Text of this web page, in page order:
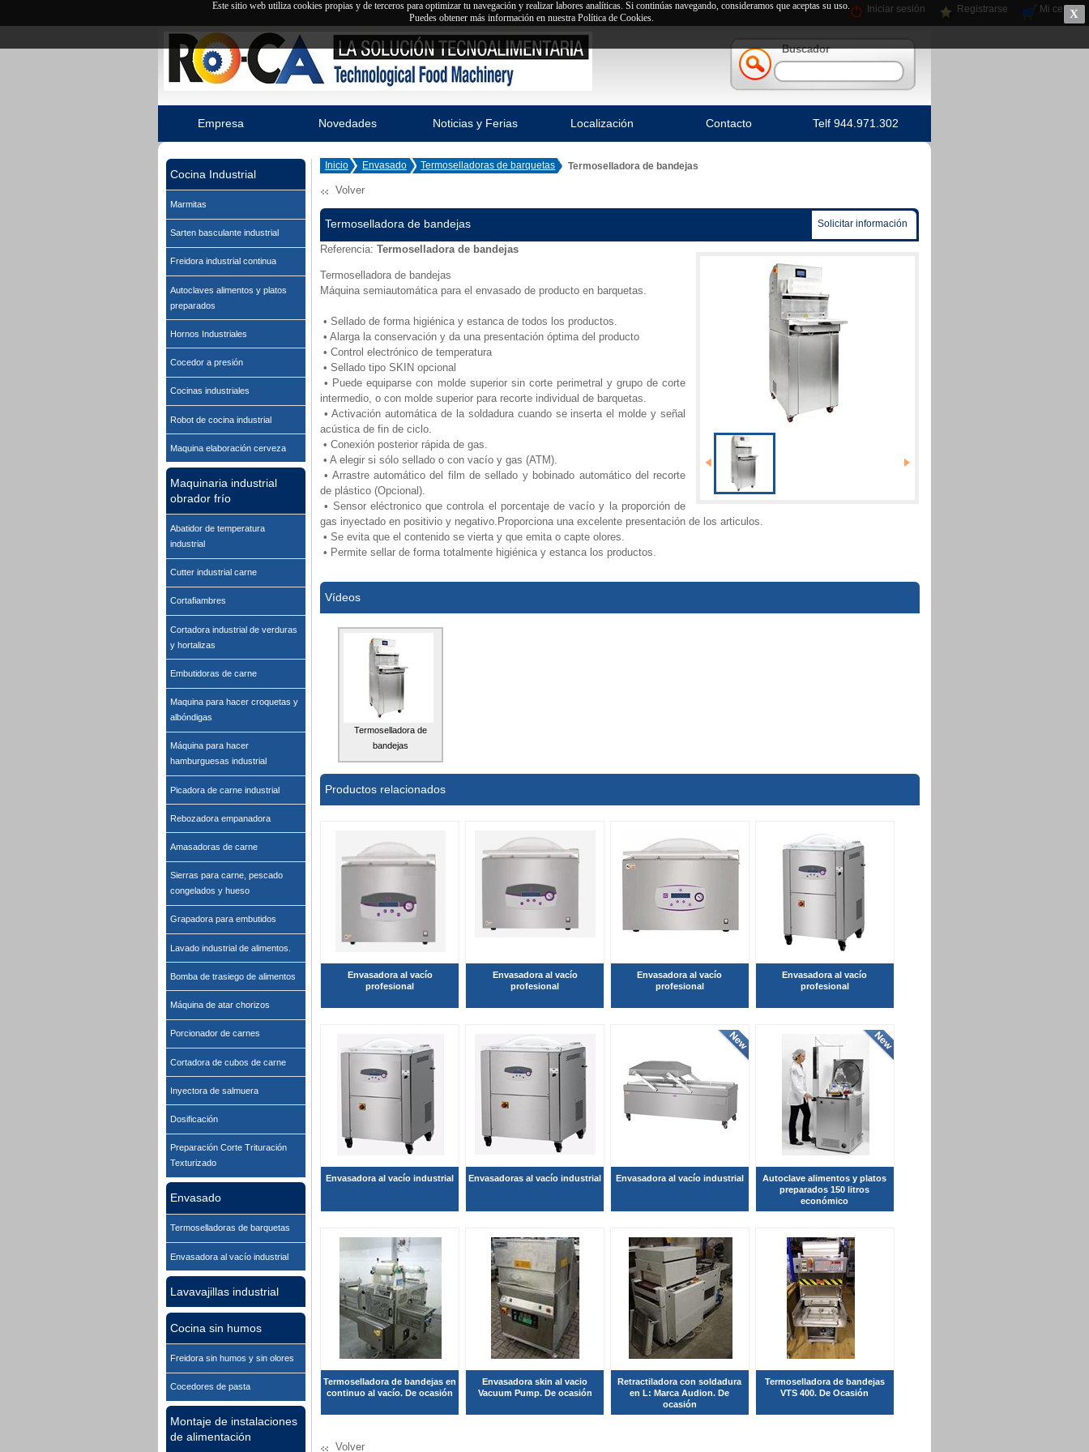
X
Este sitio web utiliza cookies propias y de terceros para optimizar tu navegación y realizar labores analíticas. Si continúas navegando, consideramos que aceptas su uso.
Puedes obtener más información en nuestra Política de Cookies.
Iniciar sesión Registrarse Mi cesta
Buscador
Empresa Novedades Noticias y Ferias Localización Contacto Telf 944.971.302
Cocina Industrial
Marmitas
Sarten basculante industrial
Freidora industrial continua
Autoclaves alimentos y platos
preparados
Hornos Industriales
Cocedor a presión
Cocinas industriales
Robot de cocina industrial
Maquina elaboración cerveza
Maquinaria industrial
obrador frío
Abatidor de temperatura
industrial
Cutter industrial carne
Cortafiambres
Cortadora industrial de verduras
y hortalizas
Embutidoras de carne
Maquina para hacer croquetas y
albóndigas
Máquina para hacer
hamburguesas industrial
Picadora de carne industrial
Rebozadora empanadora
Amasadoras de carne
Sierras para carne, pescado
congelados y hueso
Grapadora para embutidos
Lavado industrial de alimentos.
Bomba de trasiego de alimentos
Máquina de atar chorizos
Porcionador de carnes
Cortadora de cubos de carne
Inyectora de salmuera
Dosificación
Preparación Corte Trituración
Texturizado
Envasado
Termoselladoras de barquetas
Envasadora al vacío industrial
Lavavajillas industrial
Cocina sin humos
Freidora sin humos y sin olores
Cocedores de pasta
Montaje de instalaciones
de alimentación
Inicio Envasado Termoselladoras de barquetas Termoselladora de bandejas
Volver
Termoselladora de bandejas
Referencia:Termoselladora de bandejas
Termoselladora de bandejas
Máquina semiautomática para el envasado de producto en barquetas.
• Sellado de forma higiénica y estanca de todos los productos.
• Alarga la conservación y da una presentación óptima del producto
• Control electrónico de temperatura
• Sellado tipo SKIN opcional
• Puede equiparse con molde superior sin corte perimetral y grupo de corte
intermedio, o con molde superior para recorte individual de barquetas.
• Activación automática de la soldadura cuando se inserta el molde y señal
acústica de fin de ciclo.
• Conexión posterior rápida de gas.
• A elegir si sólo sellado o con vacío y gas (ATM).
• Arrastre automático del film de sellado y bobinado automático del recorte
de plástico (Opcional).
• Sensor eléctronico que controla el porcentaje de vacío y la proporción de
gas inyectado en positivio y negativo.Proporciona una excelente presentación de los articulos.
• Se evita que el contenido se vierta y que emita o capte olores.
• Permite sellar de forma totalmente higiénica y estanca los productos.
Vídeos
Termoselladora de
bandejas
Productos relacionados
Envasadora al vacío
profesional
Envasadora al vacío
profesional
Envasadora al vacío
profesional
Envasadora al vacío
profesional
Envasadora al vacío industrial Envasadoras al vacío industrial Envasadora al vacío industrial
Autoclave alimentos y platos
preparados 150 litros
económico
Termoselladora de bandejas en
continuo al vacío. De ocasión
Envasadora skin al vacio
Vacuum Pump. De ocasión
Retractiladora con soldadura
en L: Marca Audion. De
ocasión
Termoselladora de bandejas
VTS 400. De Ocasión
Volver